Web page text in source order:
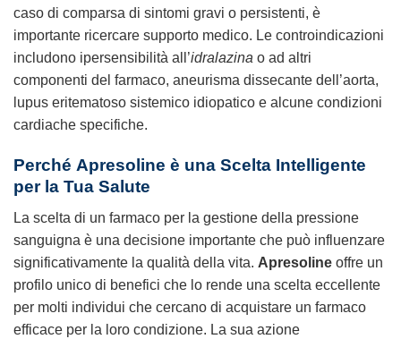
caso di comparsa di sintomi gravi o persistenti, è
importante ricercare supporto medico. Le controindicazioni
includono ipersensibilità all’idralazina o ad altri
componenti del farmaco, aneurisma dissecante dell’aorta,
lupus eritematoso sistemico idiopatico e alcune condizioni
cardiache specifiche.
Perché Apresoline è una Scelta Intelligente
per la Tua Salute
La scelta di un farmaco per la gestione della pressione
sanguigna è una decisione importante che può influenzare
significativamente la qualità della vita. Apresoline offre un
profilo unico di benefici che lo rende una scelta eccellente
per molti individui che cercano di acquistare un farmaco
efficace per la loro condizione. La sua azione